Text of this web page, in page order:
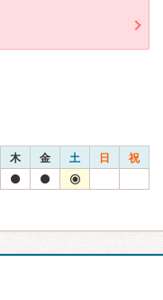
木 金 土 日 祝